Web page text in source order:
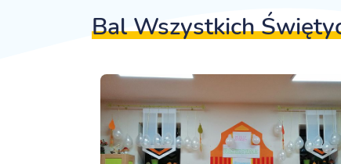
Bal Wszystkich